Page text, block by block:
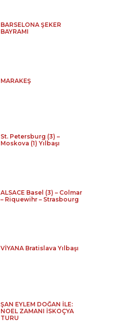
BARSELONA ŞEKER
BAYRAMI
MARAKEŞ
St. Petersburg (3) –
Moskova (1) Yılbaşı
ALSACE Basel (3) – Colmar
– Riquewihr – Strasbourg
VİYANA Bratislava Yılbaşı
ŞAN EYLEM DOĞAN İLE:
NOEL ZAMANI İSKOÇYA
TURU